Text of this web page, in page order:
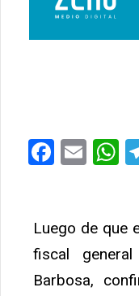
Luego de que
fiscal
Barbosa,